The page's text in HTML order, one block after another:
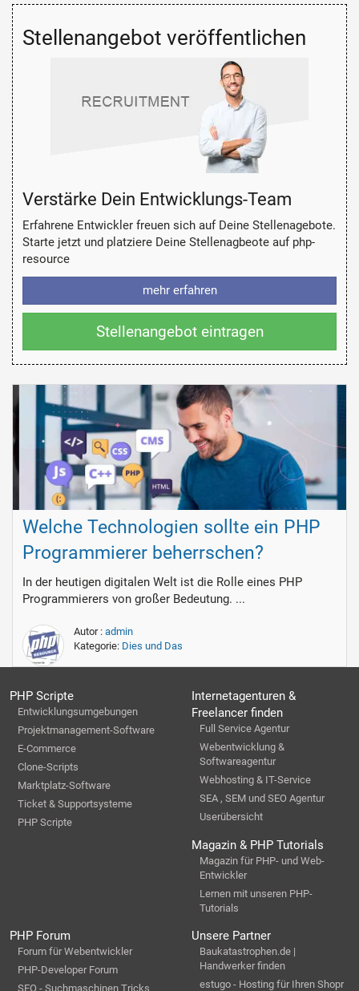
Stellenangebot veröffentlichen
Verstärke Dein Entwicklungs-Team
Erfahrene Entwickler freuen sich auf Deine Stellenagebote.
Starte jetzt und platziere Deine Stellenagbeote auf php-
resource
mehr erfahren
Stellenangebot eintragen
Welche Technologien sollte ein PHP
Programmierer beherrschen?
In der heutigen digitalen Welt ist die Rolle eines PHP
Programmierers von großer Bedeutung. ...
Autor : admin
Kategorie: Dies und Das
PHP Scripte
Entwicklungsumgebungen
Projektmanagement-Software
E-Commerce
Clone-Scripts
Marktplatz-Software
Ticket & Supportsysteme
PHP Scripte
Internetagenturen &
Freelancer finden
Full Service Agentur
Webentwicklung &
Softwareagentur
Webhosting & IT-Service
SEA , SEM und SEO Agentur
Userübersicht
Magazin & PHP Tutorials
Magazin für PHP- und Web-
Entwickler
Lernen mit unseren PHP-
Tutorials
PHP Forum
Forum für Webentwickler
PHP-Developer Forum
SEO - Suchmaschinen Tricks
Unsere Partner
Baukatastrophen.de |
Handwerker finden
estugo - Hosting für Ihren Shopr